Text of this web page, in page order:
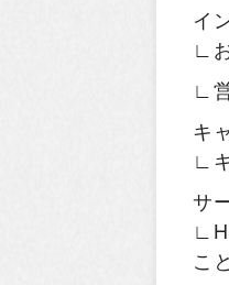
イ
∟
∟
キ
∟
サ
こ